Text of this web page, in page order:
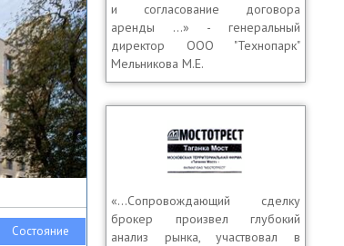
Состояние
и согласование договора
аренды …» - генеральный
директор OOO "Технопарк"
Мельникова М.Е.
«…Сопровождающий сделку
брокер произвел глубокий
анализ рынка, участвовал в